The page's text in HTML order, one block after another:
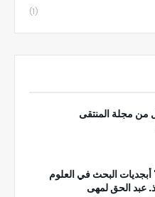
(1)
من مجلة المنتقى
البحث في العلوم
عبد الحق لمهى